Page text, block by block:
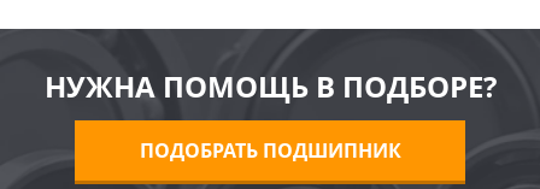
НУЖНА ПОМОЩЬ В ПОДБОРЕ?
ПОДОБРАТЬ ПОДШИПНИК